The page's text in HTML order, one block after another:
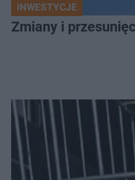
INWESTYCJE
Zmiany i